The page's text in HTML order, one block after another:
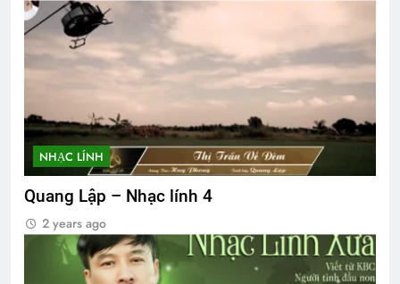
NHẠC LÍNH
Quang Lập – Nhạc lính 4
2 years ago